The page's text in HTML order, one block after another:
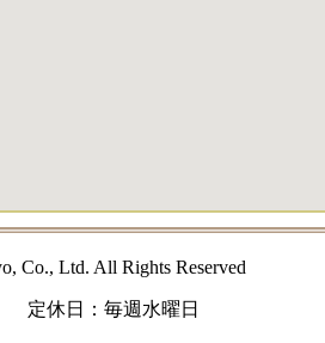
Co., Ltd. All Rights Reserved
定休日：毎週水曜日